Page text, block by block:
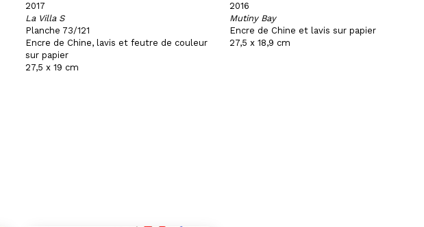
2017
La Villa S
Planche 73/121
Encre de Chine, lavis et feutre de couleur
sur papier
27,5 x 19 cm
2016
Mutiny Bay
Encre de Chine et lavis sur papier
27,5 x 18,9 cm